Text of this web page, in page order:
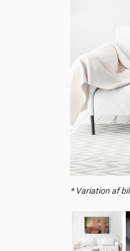
* Variation af